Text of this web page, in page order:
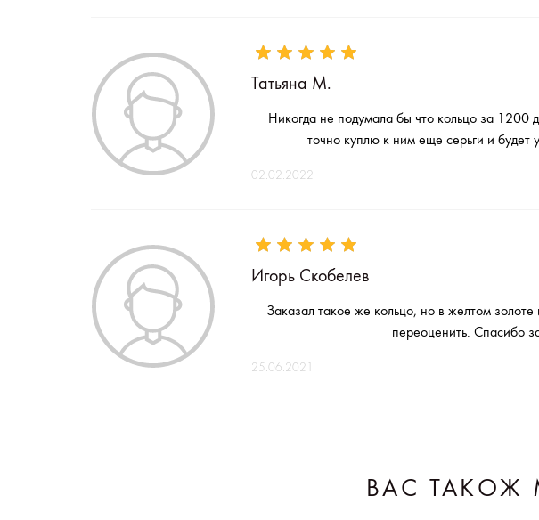
Татьяна М.
Никогда не подумала бы что кольцо за 1200
точно куплю к ним еще серьги и будет
02.02.2022
Игорь Скобелев
Заказал такое же кольцо, но в желтом
переоценить. Спасибо
25.06.2021
ВАС ТАКОЖ